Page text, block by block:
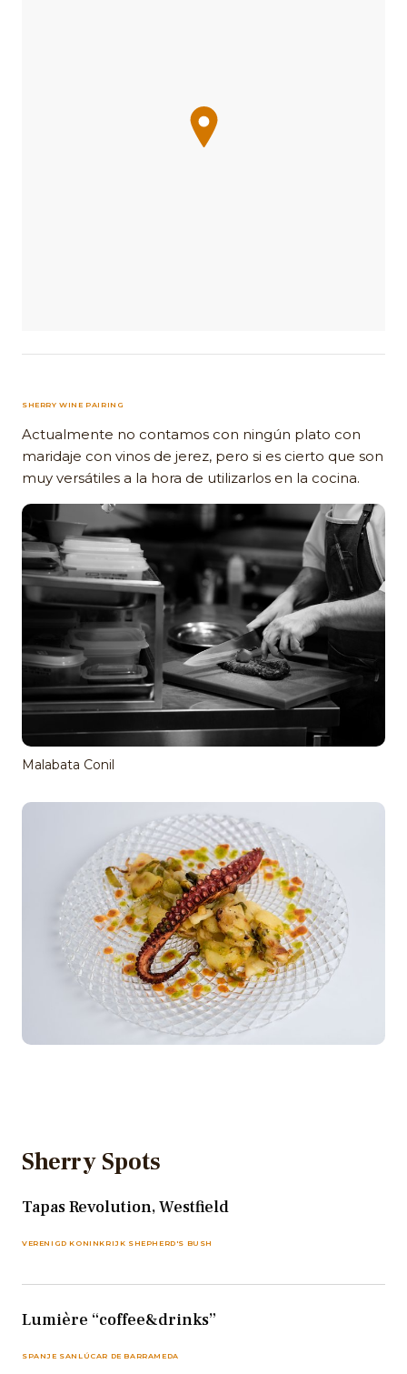
SHERRY WINE PAIRING
Actualmente no contamos con ningún plato con
maridaje con vinos de jerez, pero si es cierto que son
muy versátiles a la hora de utilizarlos en la cocina.
Malabata Conil
Sherry Spots
Tapas Revolution, Westfield
VERENIGD KONINKRIJK SHEPHERD'S BUSH
Lumière “coffee&drinks”
SPANJE SANLÚCAR DE BARRAMEDA